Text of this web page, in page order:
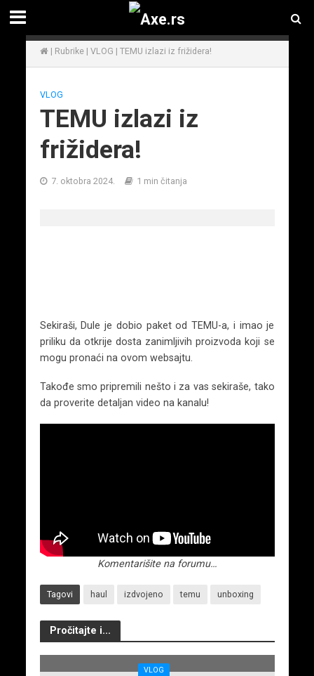
| Rubrike| VLOG | TEMU izlazi iz frižidera!
VLOG
TEMU izlazi iz
frižidera!
7. oktobra 2024. 1 min čitanja
Sekiraši, Dule je dobio paket od TEMU-a, i imao je
priliku da otkrije dosta zanimljivih proizvoda koji se
mogu pronaći na ovom websajtu.
Takođe smo pripremili nešto i za vas sekiraše, tako
da proverite detaljan video na kanalu!
Komentarišite na forumu…
Tagovi haul izdvojeno temu unboxing
Pročitajte i...
VLOG